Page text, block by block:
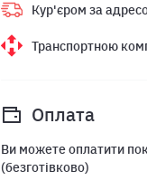
Кур'єром за
Транспортною
Оплата
Ви можете оплатити
(безготівково)